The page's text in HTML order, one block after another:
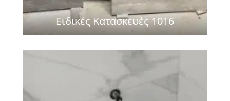
Ειδικές Κατασκευές 1016